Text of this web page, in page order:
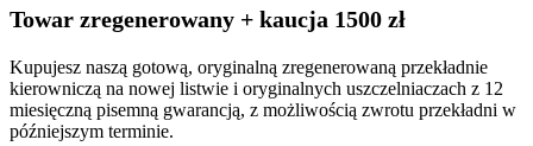
Towar zregenerowany + kaucja 1500 zł
Kupujesz naszą gotową, oryginalną zregenerowaną przekładnie
kierowniczą na nowej listwie i oryginalnych uszczelniaczach z 12
miesięczną pisemną gwarancją, z możliwością zwrotu przekładni w
późniejszym terminie.